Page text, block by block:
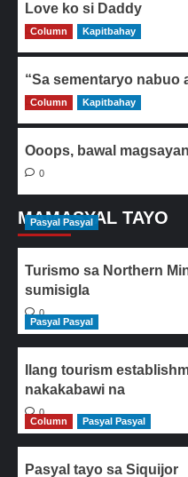
Love ko si Daddy
0
Column Kapitbahay
“Sa sementaryo nabuo
0
Column Kapitbahay
Ooops, bawal
0
MAMASYAL TAYO
Pasyal Pasyal
Turismo sa Northern
sumisigla
0
Pasyal Pasyal
Ilang tourism
nakakabawi na
0
Column
Pasyal Pasyal
Pasyal tayo sa Siquijor